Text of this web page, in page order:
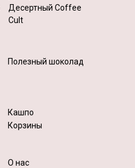
Десертный Coffee
Cult
Полезный шоколад
Кашпо
Корзины
О нас